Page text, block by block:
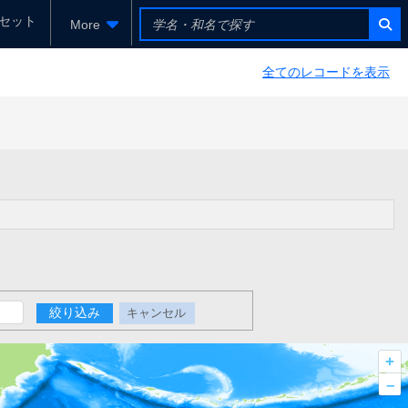
ット More
全てのレコードを表示
絞り込み キャンセル
+
–